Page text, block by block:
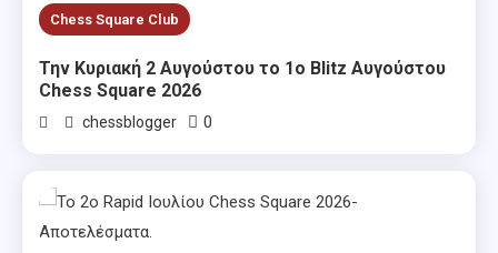
Chess Square Club
Την Κυριακή 2 Αυγούστου το 1ο Blitz Αυγούστου
Chess Square 2026
chessblogger 0